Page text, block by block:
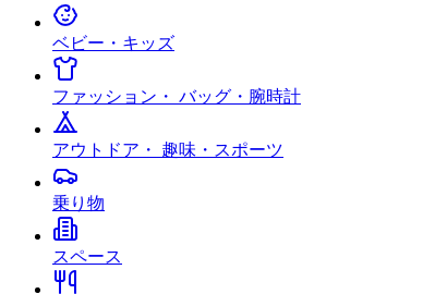
ベビー・キッズ
ファッション・ バッグ・腕時計
アウトドア・ 趣味・スポーツ
乗り物
スペース